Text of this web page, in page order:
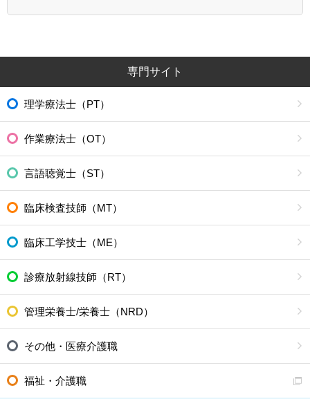
専門サイト
理学療法士（PT）
作業療法士（OT）
言語聴覚士（ST）
臨床検査技師（MT）
臨床工学技士（ME）
診療放射線技師（RT）
管理栄養士/栄養士（NRD）
その他・医療介護職
福祉・介護職